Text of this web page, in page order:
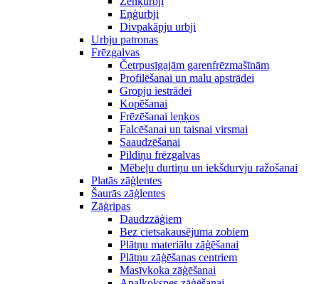
Eņģurbji
Divpakāpju urbji
Urbju patronas
Frēzgalvas
Četrpusīgajām garenfrēzmašīnām
Profilēšanai un malu apstrādei
Gropju iestrādei
Kopēšanai
Frēzēšanai leņķos
Falcēšanai un taisnai virsmai
Saaudzēšanai
Pildiņu frēzgalvas
Mēbeļu durtiņu un iekšdurvju ražošanai
Platās zāģlentes
Šaurās zāģlentes
Zāģripas
Daudzzāģiem
Bez cietsakausējuma zobiem
Plātņu materiālu zāģēšanai
Plātņu zāģēšanas centriem
Masīvkoka zāģēšanai